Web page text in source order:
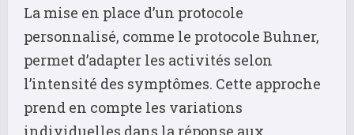
La mise en place d’un protocole
personnalisé, comme le protocole Buhner,
permet d’adapter les activités selon
l’intensité des symptômes. Cette approche
prend en compte les variations